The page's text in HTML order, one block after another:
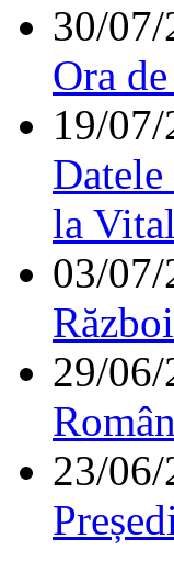
30/
Ora
19/
la
03/07/
29/
23/